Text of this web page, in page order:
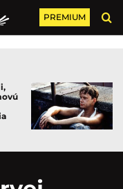
PREMIUM